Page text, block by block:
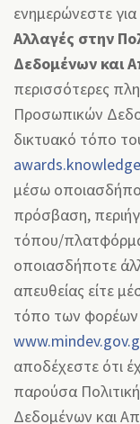
ενημερώνεστε για
Αλλαγές στην
Δεδομένων και
περισσότερες
Προσωπικών
δικτυακό τόπο
μέσω
πρόσβαση,
τόπου/
οποιασδήποτε
απευθείας είτε
τόπο των φορέων
αποδέχεστε ότι
παρούσα
Δεδομένων και